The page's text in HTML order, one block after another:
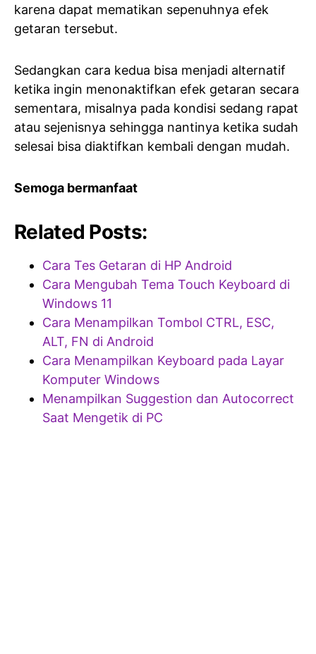
karena dapat mematikan sepenuhnya efek
getaran tersebut.
Sedangkan cara kedua bisa menjadi alternatif
ketika ingin menonaktifkan efek getaran secara
sementara, misalnya pada kondisi sedang rapat
atau sejenisnya sehingga nantinya ketika sudah
selesai bisa diaktifkan kembali dengan mudah.
Semoga bermanfaat
Related Posts:
Cara Tes Getaran di HP Android
Cara Mengubah Tema Touch Keyboard di
Windows 11
Cara Menampilkan Tombol CTRL, ESC,
ALT, FN di Android
Cara Menampilkan Keyboard pada Layar
Komputer Windows
Menampilkan Suggestion dan Autocorrect
Saat Mengetik di PC